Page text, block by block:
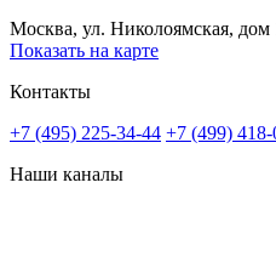
Москва, ул. Николоямская, дом
Показать на карте
Контакты
+7 (495) 225-34-44 +7 (499) 418-
Наши каналы